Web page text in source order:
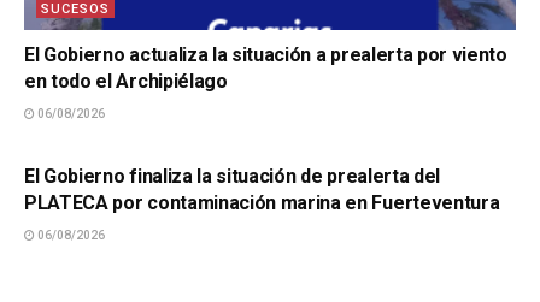
SUCESOS
El Gobierno actualiza la situación a prealerta por viento
en todo el Archipiélago
06/08/2026
El Gobierno finaliza la situación de prealerta del
PLATECA por contaminación marina en Fuerteventura
06/08/2026